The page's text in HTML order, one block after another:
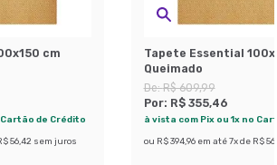
cm
Cartão de Crédito
56,42 sem juros
Tapete Essential
Queimado
De:R$ 609,99
Por: R$ 355,46
à vista com Pix ou 1x no
ou R$ 394,96 em até 7x de R$